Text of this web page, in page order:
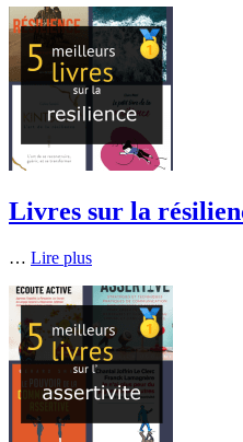
Livres sur la
… Lire plus